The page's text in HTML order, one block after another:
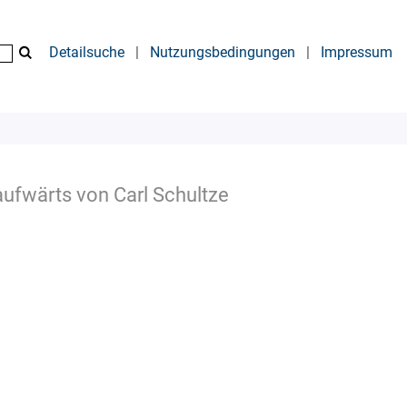
Detailsuche | Nutzungsbedingungen | Impressum
von Carl Schultze